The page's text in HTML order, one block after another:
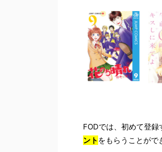
FODでは、初めて登
ント をもらうことがで